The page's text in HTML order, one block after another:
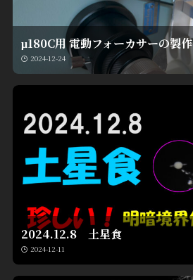
μ180C用 電動フォーカサーの製作
2024-12-24
2024.12.8 土星食
2024-12-11